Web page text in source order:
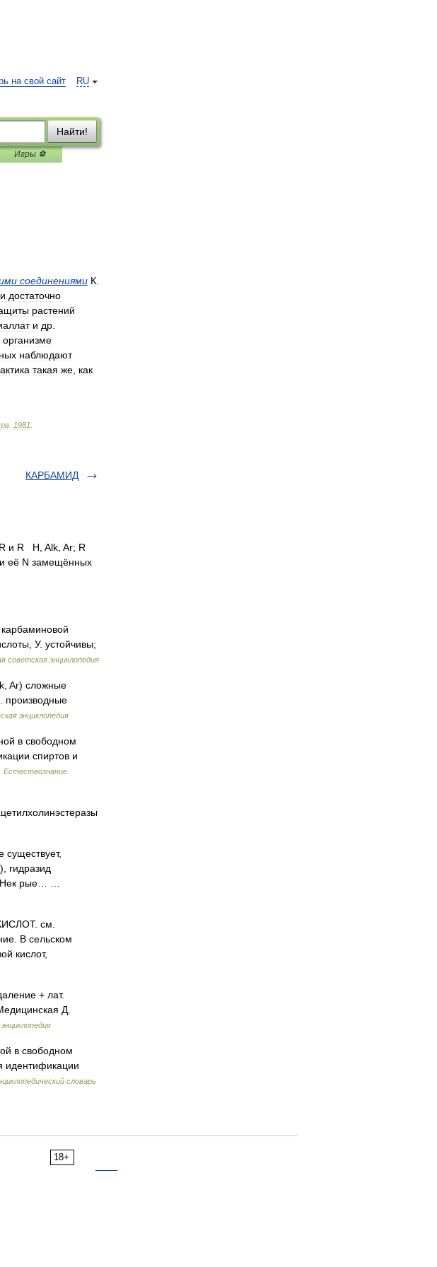
RU
на свой сайт
Найти!
Игры ⚽
соединениями К
достаточно
растений
и др
организме
наблюдают
такая же как
1981
КАРБАМИД
и R H, Alk, Ar; R
её N замещённых
У. устойчивы;
советская энциклопедия
Ar) сложные
производные
энциклопедия
в свободном
спиртов и
Естествознание.
гидразид
Нек рые… …
см.
В сельском
кислот,
+ лат.
Д.
в свободном
идентификации
словарь
18+